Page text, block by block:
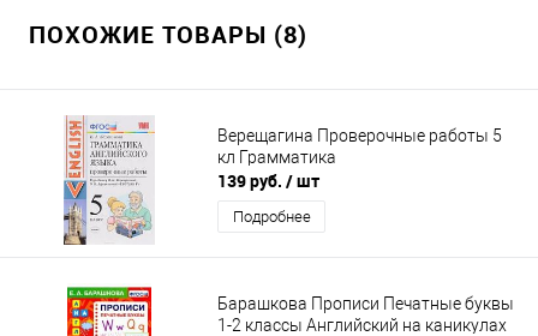
ПОХОЖИЕ ТОВАРЫ (8)
Верещагина Проверочные работы 5
кл Грамматика
139 руб. / шт
Подробнее
Барашкова Прописи Печатные буквы
1-2 классы Английский на каникулах